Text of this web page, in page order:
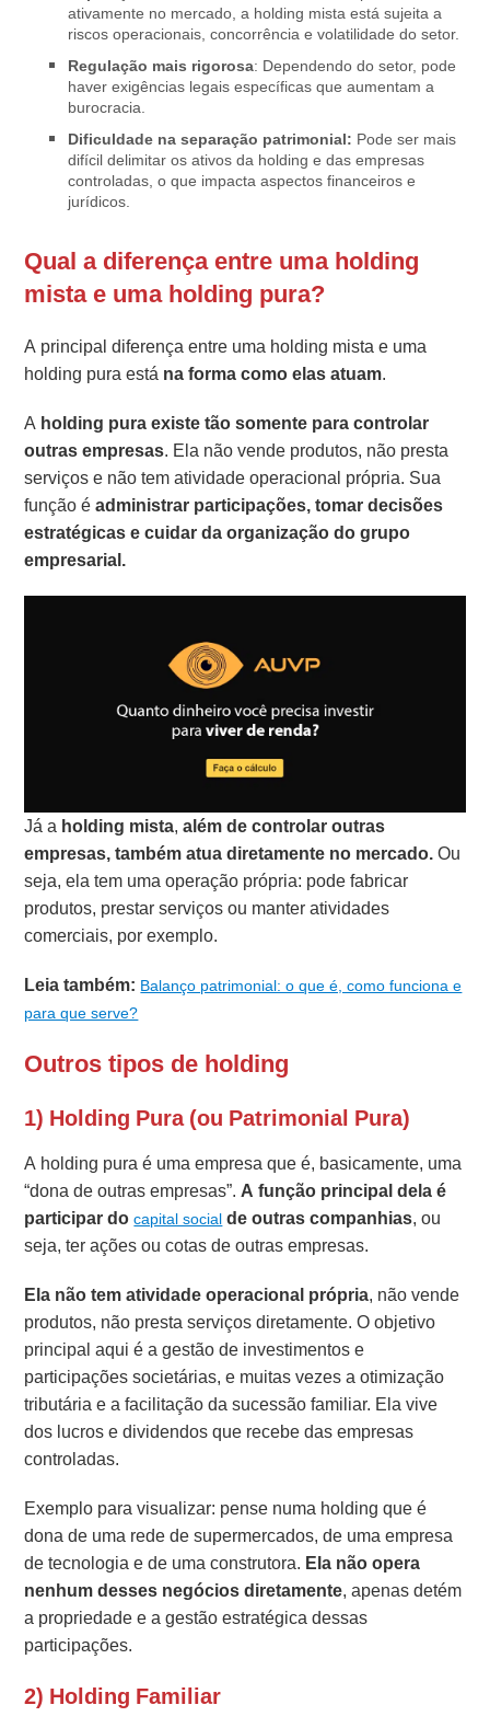
ativamente no mercado, a holding mista está sujeita a
riscos operacionais, concorrência e volatilidade do setor.
Regulação mais rigorosa: Dependendo do setor, pode
haver exigências legais específicas que aumentam a
burocracia.
Dificuldade na separação patrimonial: Pode ser mais
difícil delimitar os ativos da holding e das empresas
controladas, o que impacta aspectos financeiros e
jurídicos.
Qual a diferença entre uma holding
mista e uma holding pura?
A principal diferença entre uma holding mista e uma
holding pura está na forma como elas atuam.
A holding puraexiste tão somente para controlar
outras empresas. Ela não vende produtos, não presta
serviços e não tem atividade operacional própria. Sua
função éadministrar participações, tomar decisões
estratégicas e cuidar da organização do grupo
empresarial.
Já a holding mista,além de controlar outras
empresas, também atua diretamente no mercado.Ou
seja, ela tem uma operação própria: pode fabricar
produtos, prestar serviços ou manter atividades
comerciais, por exemplo.
Leia também: Balanço patrimonial: o que é, como funciona e
para que serve?
Outros tipos de holding
1) Holding Pura (ou Patrimonial Pura)
A holding pura é uma empresa que é, basicamente, uma
“dona de outras empresas”.A função principal dela é
participar docapital social de outras companhias, ou
seja, ter ações ou cotas de outras empresas.
Ela não tem atividade operacional própria, não vende
produtos, não presta serviços diretamente. O objetivo
principal aqui é a gestão de investimentos e
participações societárias, e muitas vezes a otimização
tributária e a facilitação da sucessão familiar. Ela vive
dos lucros e dividendos que recebe das empresas
controladas.
Exemplo para visualizar: pense numa holding que é
dona de uma rede de supermercados, de uma empresa
de tecnologia e de uma construtora. Ela não opera
nenhum desses negócios diretamente, apenas detém
a propriedade e a gestão estratégica dessas
participações.
2) Holding Familiar